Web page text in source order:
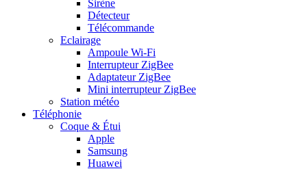
Sirène
Détecteur
Télécommande
Eclairage
Ampoule Wi-Fi
Interrupteur ZigBee
Adaptateur ZigBee
Mini interrupteur ZigBee
Station météo
Téléphonie
Coque & Étui
Apple
Samsung
Huawei